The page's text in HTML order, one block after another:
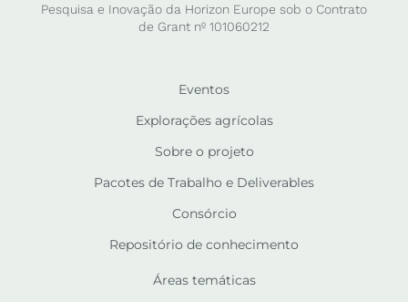
Pesquisa e Inovação da Horizon Europe sob o Contrato
de Grant nº 101060212
Eventos
Explorações agrícolas
Sobre o projeto
Pacotes de Trabalho e Deliverables
Consórcio
Repositório de conhecimento
Áreas temáticas